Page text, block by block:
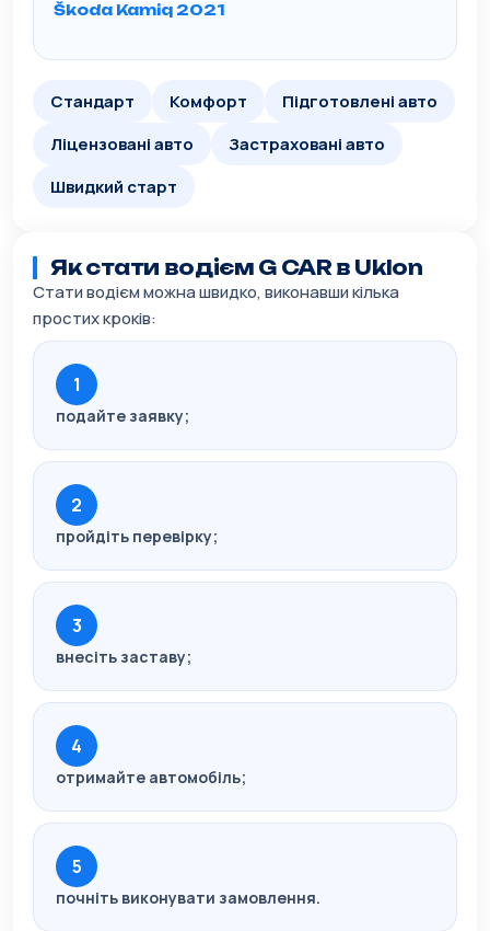
Škoda Kamiq 2021
Стандарт Комфорт
Підготовлені авто
Ліцензовані авто
Застраховані авто
Швидкий старт
Як стати водієм G CAR в Uklon
Стати водієм можна швидко, виконавши кілька
простих кроків:
1
подайте заявку;
2
пройдіть перевірку;
3
внесіть заставу;
4
отримайте автомобіль;
5
почніть виконувати замовлення.